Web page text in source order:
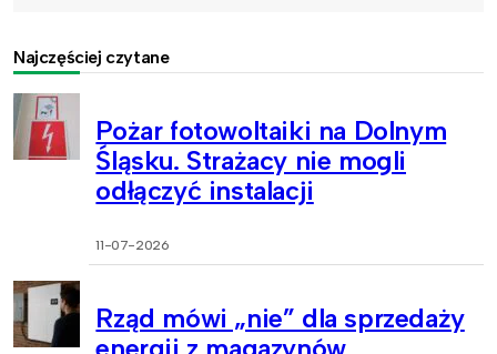
Najczęściej czytane
Pożar fotowoltaiki na Dolnym
Śląsku. Strażacy nie mogli
odłączyć instalacji
11-07-2026
Rząd mówi „nie” dla sprzedaży